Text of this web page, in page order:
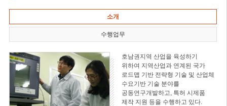
소개
수행업무
호남권지역 산업을 육성하기
위하여 지역산업과 연계된 국가
로드맵 기반 전략형 기술 및 산업체
수요기반 기술 분야를
공동연구개발하고, 특허 시제품
제작 지원 등을 수행하고 있다.